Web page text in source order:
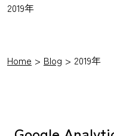
2019年
Home Blog 2019年